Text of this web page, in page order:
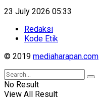
23 July 2026 05:33
Redaksi
Kode Etik
© 2019 mediaharapan.com
No Result
View All Result